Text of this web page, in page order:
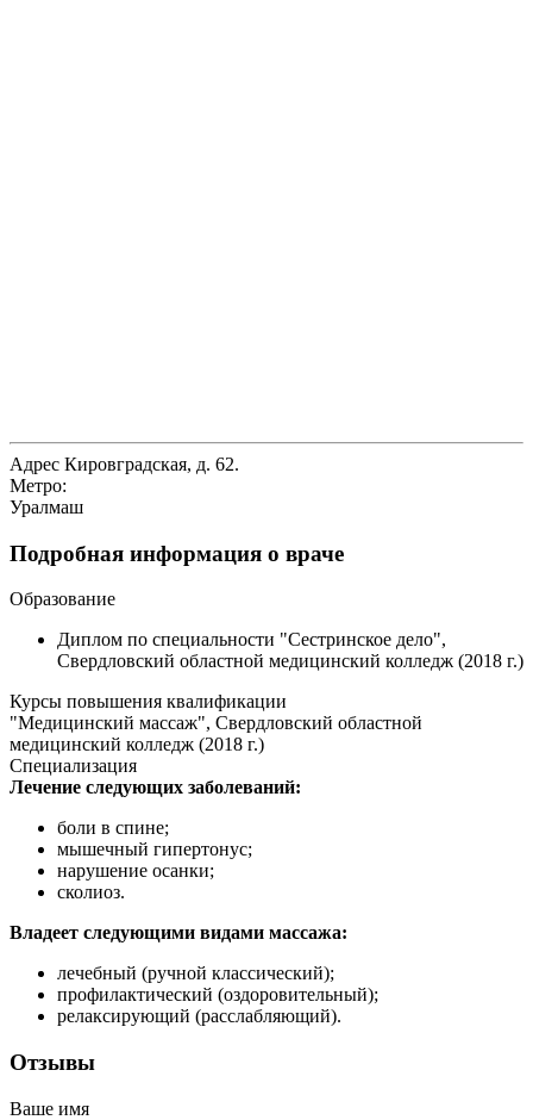
Адрес Кировградская, д. 62.
Метро:
Уралмаш
Подробная информация о враче
Образование
Диплом по специальности "Сестринское дело",
Свердловский областной медицинский колледж (2018 г.)
Курсы повышения квалификации
"Медицинский массаж", Свердловский областной
медицинский колледж (2018 г.)
Специализация
Лечение следующих заболеваний:
боли в спине;
мышечный гипертонус;
нарушение осанки;
сколиоз.
Владеет следующими видами массажа:
лечебный (ручной классический);
профилактический (оздоровительный);
релаксирующий (расслабляющий).
Отзывы
Ваше имя